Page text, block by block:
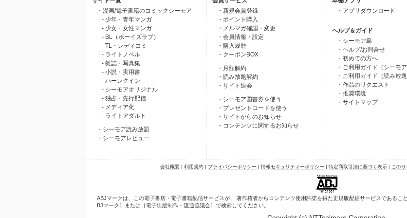
・漫画/電子書籍のコミックシーモア
- 少年・青年マンガ
- 少女・女性マンガ
- BL（ボーイズラブ）
- TL・レディコミ
- ライトノベル
- 雑誌・写真集
- 小説・実用書
- ハーレクイン
- シーモアオリジナル
- 独占・先行配信
- メディア化
- ライトアダルト
・シーモア読み放題
・シーモアレビュー
・新規会員登録
・ポイント購入
・メルマガ確認・変更
・会員情報・設定
・購入履歴
・クーポンBOX
・月額解約
・読み放題解約
・サイト退会
・シーモア図書券を使う
・プレゼントコードを使う
・サイトからのお知らせ
・コンテンツに関するお知らせ
・アプリダウンロード
ヘルプ＆ガイド
・シーモア島
・ヘルプ/お問合せ
・初めての方へ
・ご利用ガイド（シーモア
・ご利用ガイド（読み放題
・作品のリクエスト
・推奨環境
・サイトマップ
会社概要 | 利用規約 | プライバシーポリシー | 情報セキュリティーポリシー | 特定商取引法に基づく表示 | この
ABJマークは、この電子書店・電子書籍配信サービスが、 著作権者からコンテンツ使用許諾を得た正規版配信サービスであるこ
BJマーク］または［電子出版制作・流通協議会］で検索してください。